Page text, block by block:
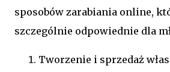
sposobów zarabiania online,
szczególnie odpowiednie dla
Tworzenie i sprzedaż